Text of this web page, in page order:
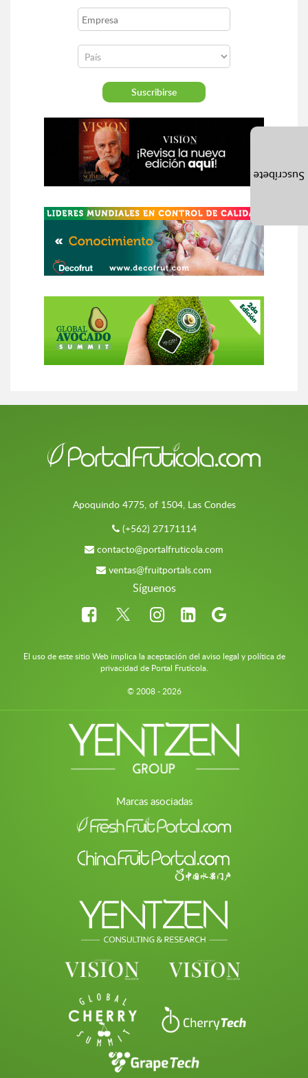
Apoquindo 4775, of 1504, Las Condes
(+562) 27171114
contacto@portalfruticola.com
ventas@fruitportals.com
Síguenos
El uso de este sitio Web implica la aceptación del aviso legal y política de
privacidad de Portal Frutícola.
© 2008 - 2026
Marcas asociadas
Suscríbete